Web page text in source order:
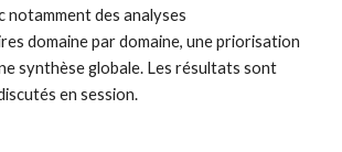
notamment des analyses
domaine par domaine, une priorisation
synthèse globale. Les résultats sont
en session.